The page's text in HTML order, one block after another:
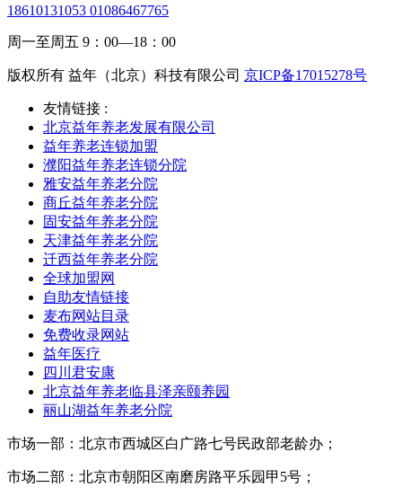
18610131053 01086467765
周一至周五 9：00—18：00
版权所有 益年（北京）科技有限公司 京ICP备17015278号
友情链接 :
北京益年养老发展有限公司
益年养老连锁加盟
濮阳益年养老连锁分院
雅安益年养老分院
商丘益年养老分院
固安益年养老分院
天津益年养老分院
迁西益年养老分院
全球加盟网
自助友情链接
麦布网站目录
免费收录网站
益年医疗
四川君安康
北京益年养老临县泽亲颐养园
丽山湖益年养老分院
市场一部：北京市西城区白广路七号民政部老龄办；
市场二部：北京市朝阳区南磨房路平乐园甲5号；